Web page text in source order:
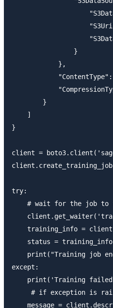
                }
            },
        }
    ]
}
client =
try:
# wait for the job to
training_info =
status =
print("Training job
except:
print('Training
# if exception is
message =